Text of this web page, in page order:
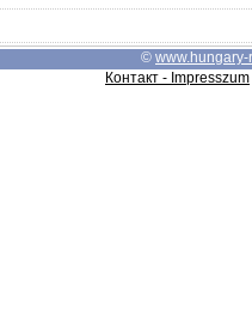
© www.hungary-
Контакт - Impresszum